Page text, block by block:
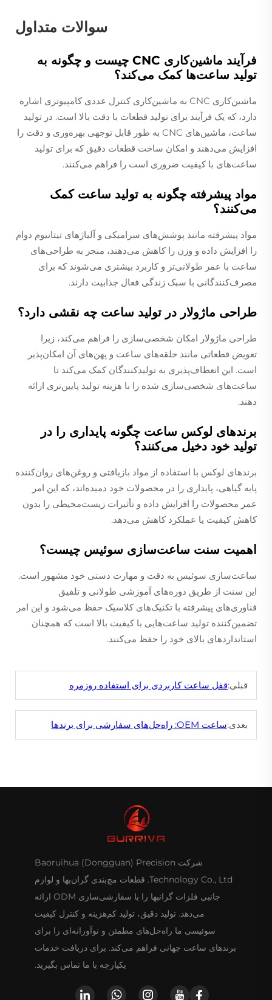
سوالات متداول
فرآیند ماشین‌کاری CNC چیست و چگونه به
تولید ساعت‌ها کمک می‌کند؟
ماشین‌کاری CNC به ماشین‌کاری کنترل عددی کامپیوتری اشاره
دارد، که یک فرآیند برای تولید قطعات با دقت بالا است. در تولید
ساعت، ماشین‌های CNC به طور قابل توجهی بهره‌وری و دقت را
افزایش می‌دهند و امکان ساخت قطعات دقیق که برای تولید
ساعت‌های با کیفیت ضروری است را فراهم می‌کنند.
مواد پیشرفته چگونه به تولید ساعت کمک
می‌کنند؟
مواد پیشرفته مانند پوشش‌های سرامیکی و آلیاژهای تیتانیوم دوام
را افزایش داده و وزن را کاهش می‌دهند، منجر به طراحی‌های
ساعت با عمر طولانی‌تر و کاربرد بیشتری می‌شوند که برای
مصرف‌کنندگانی با سبک زندگی فعال جذابیت دارند.
طراحی ماژولار در تولید ساعت چه نقشی دارد؟
طراحی ماژولار امکان شخصی‌سازی را فراهم می‌کند، زیرا
تعویض قطعاتی مانند حلقه‌های ساعت و پهن‌های آن امکان‌پذیر
است. این انعطاف‌پذیری به تولیدکنندگان کمک می‌کند تا
ساعت‌های شخصی‌سازی شده را با هزینه تولید پایین‌تری ارائه
دهند.
برندهای لوکس ساعت چگونه پایداری را در
تولید خود دخیل می‌کنند؟
برندهای لوکس با استفاده از مواد بازیافتی و روغن‌های روان‌کننده
پایه گیاهی، پایداری را در محصولات خود دمیده‌اند، که این امر
عمر محصولات را افزایش داده و تأثیرات زیست‌محیطی را بدون
کاهش کیفیت یا عملکرد کاهش می‌دهد.
اهمیت سنت ساعت‌سازی سوئیس چیست؟
ساعت‌سازی سوئیس به دقت و مهارت دستی خود مشهور است.
این سنت از طریق دوره‌های آموزشی طولانی و تلفیق
فناوری‌های پیشرفته با تکنیک‌های کلاسیک حفظ می‌شود و این امر
تضمین‌کننده تولید ساعت‌هایی با کیفیت بالا است که همچنان
استانداردهای بالای خود را حفظ می‌کنند.
قبلی:قفل ساعت کاربردی برای استفاده روزمره
بعدی:ساعت OEM: راه‌حل‌های سفارشی برای برندها
شرکت Baoruihua (Dongguan) Precision
Technology Co., Ltd. قطعات مچ‌بندی گران‌بها و لوازم
جانبی فلزات گرانبها را با سفارشی‌سازی ODM ارائه
می‌دهد. تولید دقیق، تولید کم‌هزینه و کنترل کیفیت
سوئیسی ما راه‌حل‌های مطمئن و نوآورانه‌ای را برای
برندهای ساعت جهانی فراهم می‌کند. برای دریافت خدمات
یکپارچه با ما تماس بگیرید.